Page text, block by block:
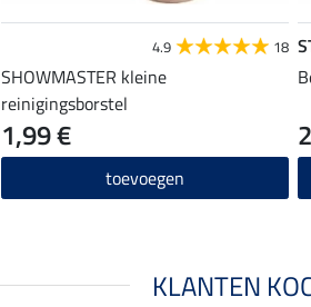
4.9 18
SHOWMASTER kleine
reinigingsborstel
1,99 €
toevoegen
KLANTEN